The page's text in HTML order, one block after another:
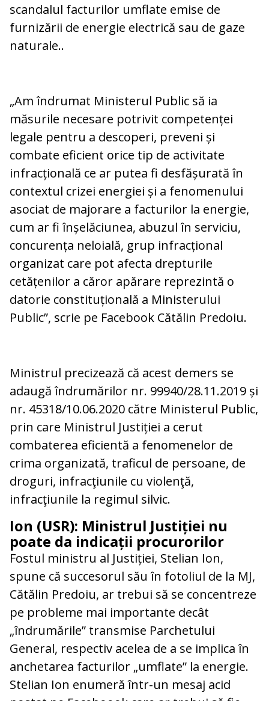
scandalul facturilor umflate emise de
furnizării de energie electrică sau de gaze
naturale..
„Am îndrumat Ministerul Public să ia
măsurile necesare potrivit competenței
legale pentru a descoperi, preveni și
combate eficient orice tip de activitate
infracțională ce ar putea fi desfășurată în
contextul crizei energiei și a fenomenului
asociat de majorare a facturilor la energie,
cum ar fi înșelăciunea, abuzul în serviciu,
concurența neloială, grup infracțional
organizat care pot afecta drepturile
cetățenilor a căror apărare reprezintă o
datorie constituțională a Ministerului
Public”, scrie pe Facebook Cătălin Predoiu.
Ministrul precizează că acest demers se
adaugă îndrumărilor nr. 99940/28.11.2019 și
nr. 45318/10.06.2020 către Ministerul Public,
prin care Ministrul Justiției a cerut
combaterea eficientă a fenomenelor de
crima organizată, traficul de persoane, de
droguri, infracţiunile cu violenţă,
infracţiunile la regimul silvic.
Ion (USR): Ministrul Justiției nu
poate da indicații procurorilor
Fostul ministru al Justiției, Stelian Ion,
spune că succesorul său în fotoliul de la MJ,
Cătălin Predoiu, ar trebui să se concentreze
pe probleme mai importante decât
„îndrumările” transmise Parchetului
General, respectiv acelea de a se implica în
anchetarea facturilor „umflate” la energie.
Stelian Ion enumeră într-un mesaj acid